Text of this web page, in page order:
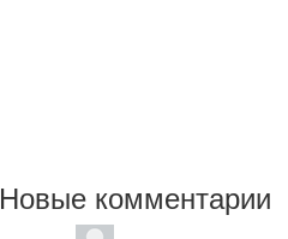
Новые комментарии